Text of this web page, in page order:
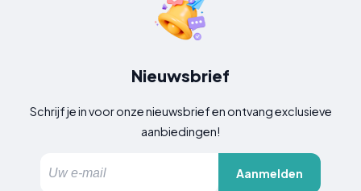
Nieuwsbrief
Schrijf je in voor onze nieuwsbrief en ontvang exclusieve
aanbiedingen!
Aanmelden